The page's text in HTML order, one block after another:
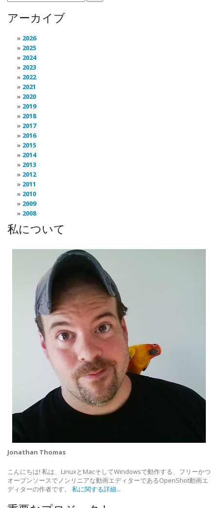
アーカイブ
2026
2025
2024
2023
2022
2021
2020
2019
2018
2017
2016
2015
2014
2013
2012
2011
2010
2009
2008
私について
Jonathan Thomas
こんにちは! 私は、LinuxとMacそしてWindowsで動作する、フリーかつ
オープンソースでノンリニアな動画エディターであるOpenShot動画エ
ディターの作者です。 私に関する詳細...